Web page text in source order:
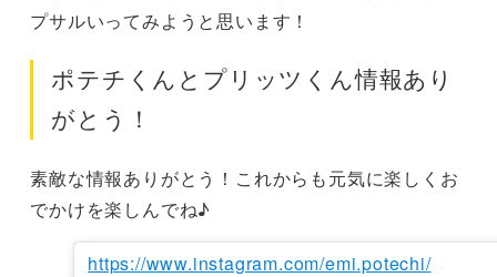
プサルいってみようと思います！
ポテチくんとプリッツくん情報あり
がとう！
素敵な情報ありがとう！これからも元気に楽しくお
でかけを楽しんでね♪
https://www.instagram.com/emi.potechi/